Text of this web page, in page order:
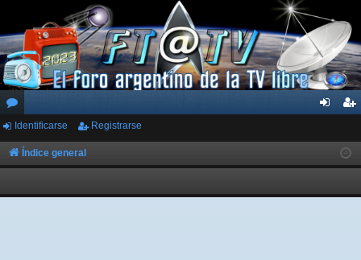
or
os
ar
ist
rs
Identificarse Registrarse
Índice general